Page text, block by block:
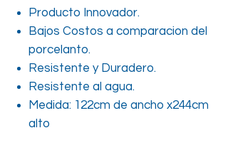
Producto Innovador.
Bajos Costos a comparacion del
porcelanto.
Resistente y Duradero.
Resistente al agua.
Medida: 122cm de ancho x244cm
alto